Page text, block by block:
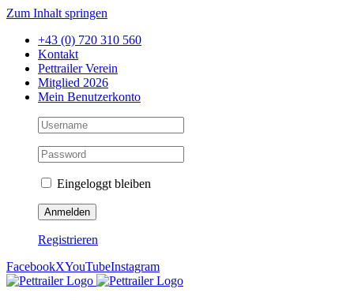
Zum Inhalt springen
+43 (0) 720 310 560
Kontakt
Pettrailer Verein
Mitglied 2026
Mein Benutzerkonto
Eingeloggt bleiben
Registrieren
FacebookXYouTubeInstagram